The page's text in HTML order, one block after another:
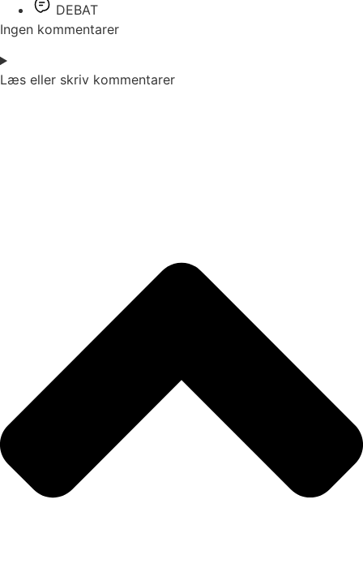
DEBAT
Ingen kommentarer
Læs eller skriv kommentarer